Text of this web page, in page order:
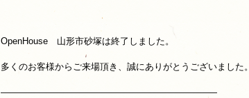
OpenHouse 山形市砂塚は終了しました。
多くのお客様からご来場頂き、誠にありがとうございました。
————————————————————————